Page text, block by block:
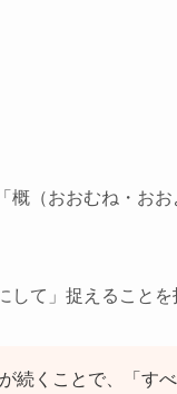
（おおむね・お
て」捉えることを
続くことで、「す